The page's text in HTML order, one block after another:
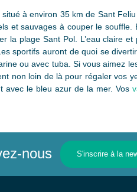
à environ 35 km de Sant
et sauvages à couper le
la plage Sant Pol. L’eau claire
sportifs auront de quoi se
ou avec tuba. Si vous aimez
non loin de là pour régaler vos
avec le bleu azur de la mer. Vos
nous S'inscrire à la